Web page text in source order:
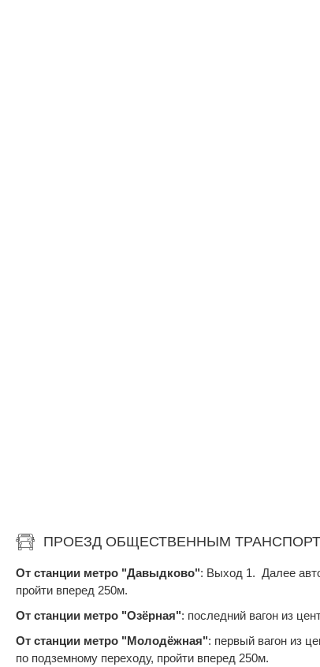
ПРОЕЗД ОБЩЕСТВЕННЫМ
От станции метро "Давыдково": Выход 1. Далее
пройти вперед 250м.
От станции метро "Озёрная": последний вагон из
От станции метро "Молодёжная": первый вагон из
по подземному переходу, пройти вперед 250м.